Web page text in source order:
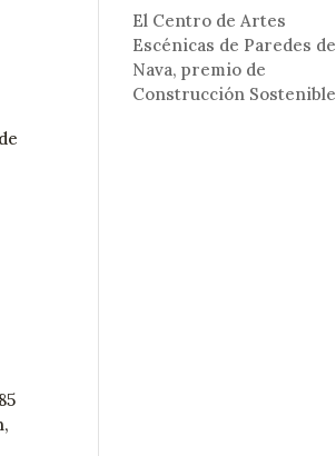
El Centro de Artes
Escénicas de Paredes de
Nava, premio de
Construcción Sostenible